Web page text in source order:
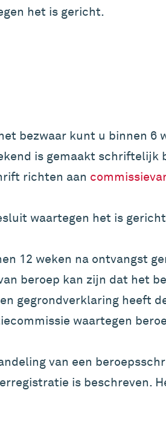
het is gericht.
bezwaar kunt u binnen 6
is gemaakt schriftelijk
richten aan
waartegen het is
12 weken na ontvangst
beroep kan zijn dat het
gegrondverklaring heeft
waartegen
van een
is beschreven.